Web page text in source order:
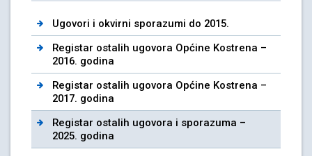
Ugovori i okvirni sporazumi do 2015.
Registar ostalih ugovora Općine Kostrena –
2016. godina
Registar ostalih ugovora Općine Kostrena –
2017. godina
Registar ostalih ugovora i sporazuma –
2025. godina